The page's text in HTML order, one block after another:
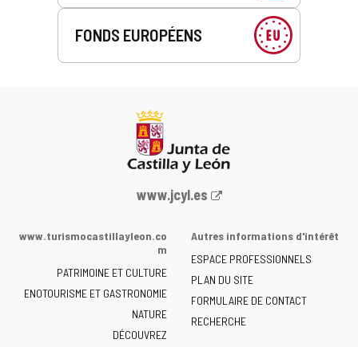
FONDS EUROPÉENS
Portail
la
de
Castilla
y
León
www.jcyl.es
www.turismocastillayleon.co
m
PATRIMOINE ET CULTURE
ENOTOURISME ET GASTRONOMIE
NATURE
DÉCOUVREZ
Autres informations d'intérêt
ESPACE PROFESSIONNELS
PLAN DU SITE
FORMULAIRE DE CONTACT
RECHERCHE